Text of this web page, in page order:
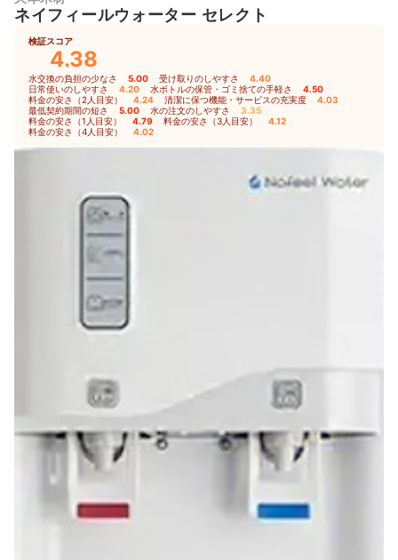
ネイフィールウォーター セレクト
検証スコア
4.38
水交換の負担の少なさ 5.00 受け取りのしやすさ 4.40
日常使いのしやすさ 4.20 水ボトルの保管・ゴミ捨ての手軽さ 4.50
料金の安さ（2人目安） 4.24 清潔に保つ機能・サービスの充実度 4.03
最低契約期間の短さ 5.00 水の注文のしやすさ 3.35
料金の安さ（1人目安） 4.79 料金の安さ（3人目安） 4.12
料金の安さ（4人目安） 4.02